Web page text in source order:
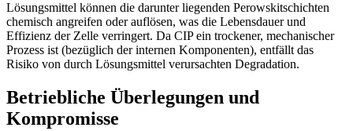
Lösungsmittel können die darunter liegenden Perowskitschichten
chemisch angreifen oder auflösen, was die Lebensdauer und
Effizienz der Zelle verringert. Da CIP ein trockener, mechanischer
Prozess ist (bezüglich der internen Komponenten), entfällt das
Risiko von durch Lösungsmittel verursachten Degradation.
Betriebliche Überlegungen und
Kompromisse